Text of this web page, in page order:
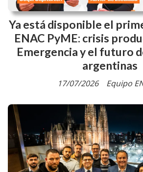
Ya está disponible el
ENAC PyME: crisis
Emergencia y el futuro
argentinas
Equipo
17/07/2026